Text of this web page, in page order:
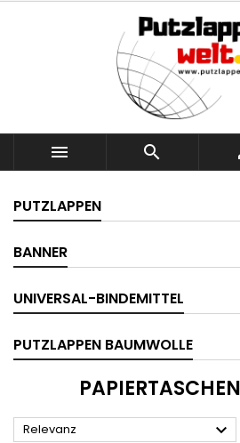
 
PUTZLAPPEN
BANNER
UNIVERSAL-BINDEMITTEL
PUTZLAPPEN BAUMWOLLE
Relevanz 